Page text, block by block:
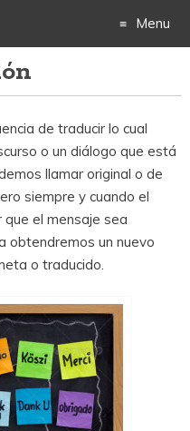
Menu
content
de traducir lo cual
o un diálogo que está
llamar original o de
siempre y cuando el
el mensaje sea
obtendremos un nuevo
o traducido.